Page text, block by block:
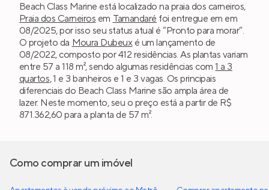
Beach Class Marine está localizado na praia dos carneiros,
Praia dos Carneiros em Tamandaré foi entregue em em
08/2025, por isso seu status atual é “Pronto para morar”.
O projeto da Moura Dubeuxé um lançamento de
08/2022, composto por 412 residências. As plantas variam
entre 57 a 118 m², sendo algumas residências com1 a 3
quartos, 1 e 3 banheiros e 1 e 3 vagas. Os principais
diferenciais do Beach Class Marine são ampla área de
lazer. Neste momento, seu o preço está a partir de R$
871.362,60 para a planta de 57 m².
Como comprar um imóvel